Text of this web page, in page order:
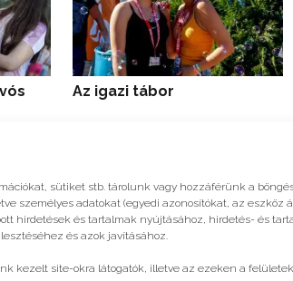
sütiket stb. tárolunk vagy hozzáférünk a
személyes adatokat (egyedi azonosítókat, az eszköz
hirdetések és tartalmak nyújtásához, hirdetés- és
és azok javításához.
kezelt site-okra látogatók, illetve az ezeken a
Az igazi tábor